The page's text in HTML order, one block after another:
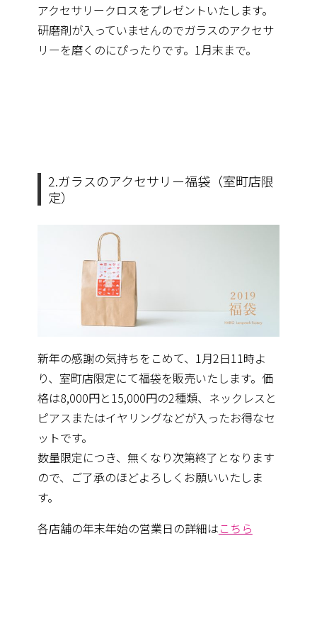
アクセサリークロスをプレゼントいたします。
研磨剤が入っていませんのでガラスのアクセサ
リーを磨くのにぴったりです。1月末まで。
2.ガラスのアクセサリー福袋（室町店限
定）
新年の感謝の気持ちをこめて、1月2日11時よ
り、 室町店限定にて福袋を販売いたします。価
格は8,000円と15,000円の2種類、 ネックレスと
ピアスまたはイヤリングなどが入ったお得なセ
ットです。
数量限定につき、無くなり次第終了となります
ので、 ご了承のほどよろしくお願いいたしま
す。
各店舗の年末年始の営業日の詳細はこちら